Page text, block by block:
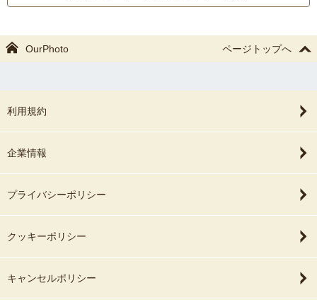
OurPhoto ページトップへ
利用規約
企業情報
プライバシーポリシー
クッキーポリシー
キャンセルポリシー